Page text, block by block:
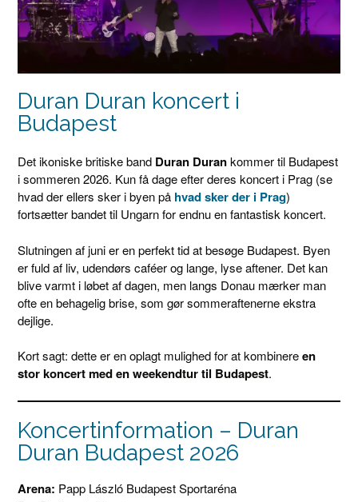
Duran Duran koncert i
Budapest
Det ikoniske britiske band Duran Durankommer til Budapest
i sommeren 2026. Kun få dage efter deres koncert i Prag (se
hvad der ellers sker i byen på hvad sker der i Prag)
fortsætter bandet til Ungarn for endnu en fantastisk koncert.
Slutningen af juni er en perfekt tid at besøge Budapest. Byen
er fuld af liv, udendørs caféer og lange, lyse aftener. Det kan
blive varmt i løbet af dagen, men langs Donau mærker man
ofte en behagelig brise, som gør sommeraftenerne ekstra
dejlige.
Kort sagt: dette er en oplagt mulighed for at kombinereen
stor koncert med en weekendtur til Budapest.
Koncertinformation – Duran
Duran Budapest 2026
Arena: Papp László Budapest Sportaréna